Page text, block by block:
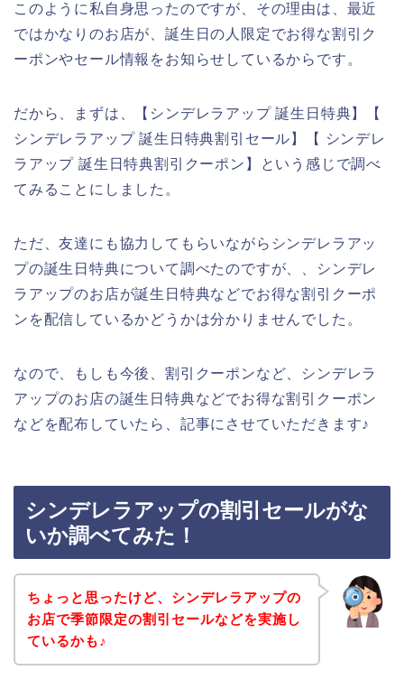
このように私自身思ったのですが、その理由は、最近
ではかなりのお店が、誕生日の人限定でお得な割引ク
ーポンやセール情報をお知らせしているからです。
だから、まずは、【シンデレラアップ 誕生日特典】【
シンデレラアップ 誕生日特典割引セール】【 シンデレ
ラアップ 誕生日特典割引クーポン】という感じで調べ
てみることにしました。
ただ、友達にも協力してもらいながらシンデレラアッ
プの誕生日特典について調べたのですが、、シンデレ
ラアップのお店が誕生日特典などでお得な割引クーポ
ンを配信しているかどうかは分かりませんでした。
なので、もしも今後、割引クーポンなど、シンデレラ
アップのお店の誕生日特典などでお得な割引クーポン
などを配布していたら、記事にさせていただきます♪
シンデレラアップの割引セールがな
いか調べてみた！
ちょっと思ったけど、シンデレラアップの
お店で季節限定の割引セールなどを実施し
ているかも♪